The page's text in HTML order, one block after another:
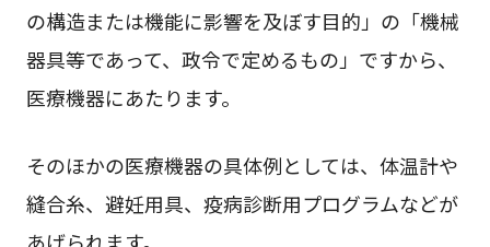
の構造または機能に影響を及ぼす目的」の「機械
器具等であって、政令で定めるもの」ですから、
医療機器にあたります。
そのほかの医療機器の具体例としては、体温計や
縫合糸、避妊用具、疫病診断用プログラムなどが
あげられます。